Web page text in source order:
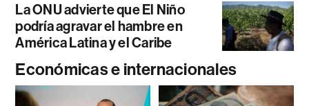
La ONU advierte que El Niño
podría agravar el hambre en
América Latina y el Caribe
Económicas e internacionales